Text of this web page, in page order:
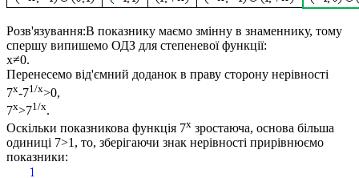
Розв'язування:В показнику маємо змінну в знаменнику, тому
спершу випишемо ОДЗ для степеневої функції:
x≠0.
Перенесемо від'ємний доданок в праву сторону нерівності
7x-71/x>0,
7x>71/x.
Оскільки показникова функція 7x зростаюча, основа більша
одиниці 7>1, то, зберігаючи знак нерівності прирівнюємо
показники: